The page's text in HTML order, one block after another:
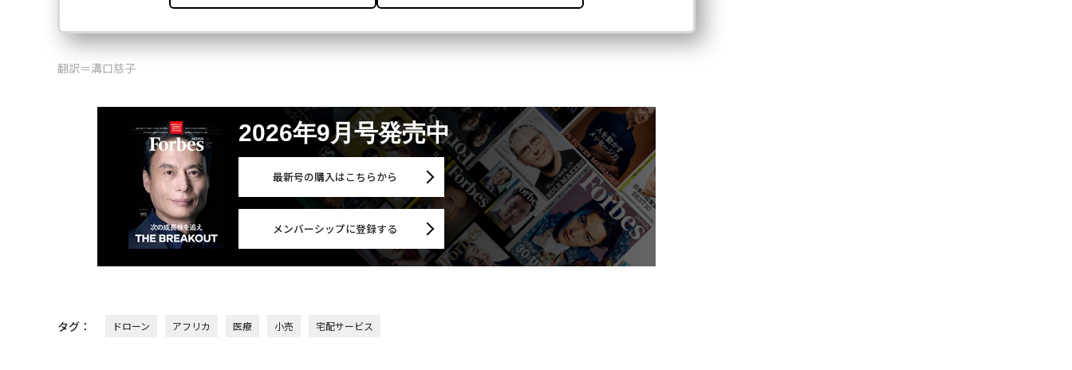
翻訳＝溝口慈子
2026年9月号発売中
最新号の購入はこちらから
メンバーシップに登録する
タグ： ドローン アフリカ 医療 小売 宅配サービス